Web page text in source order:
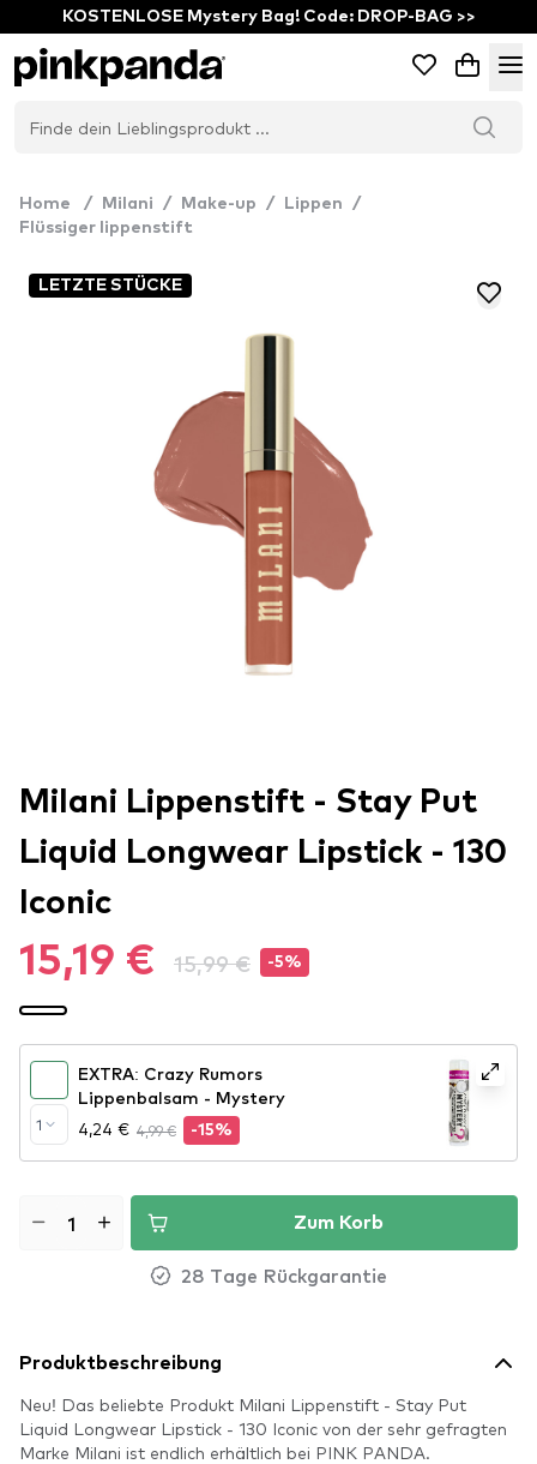
KOSTENLOSE Mystery Bag! Code: DROP-BAG >>
Home / Milani / Make-up / Lippen
/
Flüssiger lippenstift
LETZTE STÜCKE
Milani Lippenstift - Stay Put
Liquid Longwear Lipstick - 130
Iconic
15,19 € 15,99 € -5%
1
EXTRA: Crazy Rumors
Lippenbalsam - Mystery
4,24 € 4,99 € -15%
Zum Korb
28 Tage Rückgarantie
Produktbeschreibung
Neu! Das beliebte Produkt Milani Lippenstift - Stay Put
Liquid Longwear Lipstick - 130 Iconic von der sehr gefragten
Marke Milani ist endlich erhältlich bei PINK PANDA.